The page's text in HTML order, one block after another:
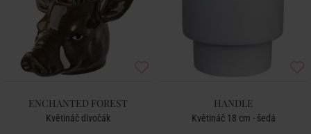
ENCHANTED FOREST
Květináč divočák
HANDLE
Květináč 18 cm - šedá